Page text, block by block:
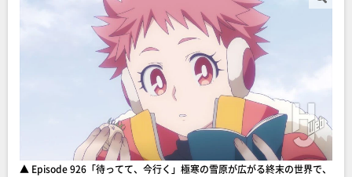
▲ Episode 926「待ってて、今行く」極寒の雪原が広がる終末の世界で、